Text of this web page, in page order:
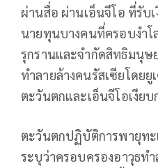
ผ่านสื่อ ผ่านเอ็นจีโอ ที่รับ
นายทุนบางคนที่ครอบงำ
รุกรานและจำกัดสิทธิมนุษ
ทำลายล้างคนรัสเซียโดย
ตะวันตกและเอ็นจีโอเงียบ
ตะวันตกปฏิบัติการพายุท
ระบุว่าครอบครองอาวุธทำ